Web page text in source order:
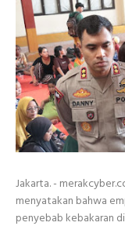
Jakarta. -
menyatakan bahwa
penyebab kebakaran